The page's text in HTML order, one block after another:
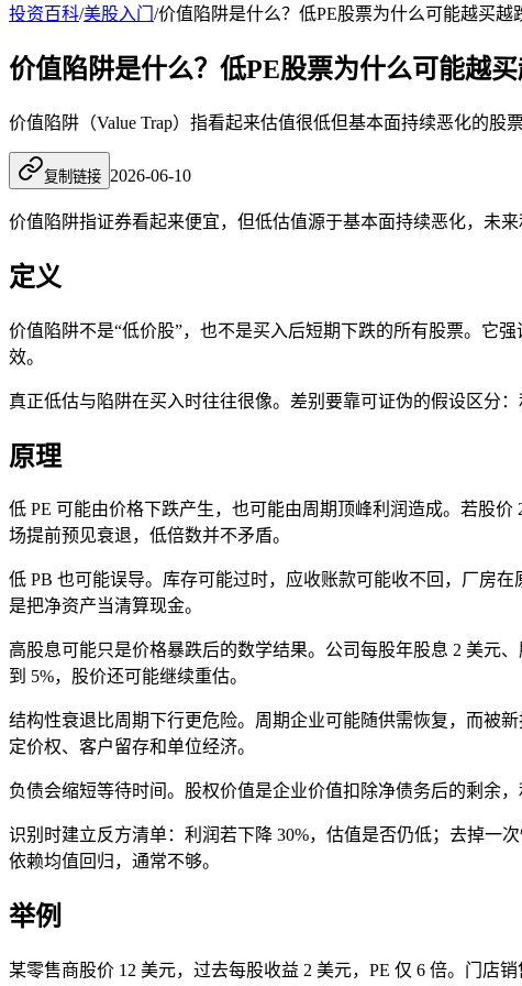
投资百科/美股入门 /价值陷阱是什么？低PE股票为什么可能越买越
价值陷阱是什么？低PE股票为什么可能越买
价值陷阱（Value Trap）指看起来估值很低但基本面持续恶化的
复制链接 2026-06-10
价值陷阱指证券看起来便宜，但低估值源于基本面持续恶化，未
定义
价值陷阱不是“低价股”，也不是买入后短期下跌的所有股票。它
效。
真正低估与陷阱在买入时往往很像。差别要靠可证伪的假设区分
原理
低 PE 可能由价格下跌产生，也可能由周期顶峰利润造成。若股
场提前预见衰退，低倍数并不矛盾。
低 PB 也可能误导。库存可能过时，应收账款可能收不回，厂房
是把净资产当清算现金。
高股息可能只是价格暴跌后的数学结果。公司每股年股息 2 美元
到 5%，股价还可能继续重估。
结构性衰退比周期下行更危险。周期企业可能随供需恢复，而被
定价权、客户留存和单位经济。
负债会缩短等待时间。股权价值是企业价值扣除净债务后的剩余
识别时建立反方清单：利润若下降 30%，估值是否仍低；去掉一
依赖均值回归，通常不够。
举例
某零售商股价 12 美元，过去每股收益 2 美元，PE 仅 6 倍。门店